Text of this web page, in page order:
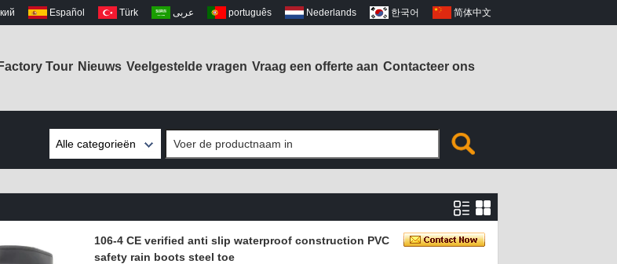
Español Türk عربى português Nederlands 한국어 简体中文
Factory Tour Nieuws Veelgestelde vragen Vraag een offerte aan Contacteer ons
Alle categorieën
Veiligheid
Boots
EVA werklaarzen
106-4 CE verified anti slip waterproof construction PVC
safety rain boots steel toe